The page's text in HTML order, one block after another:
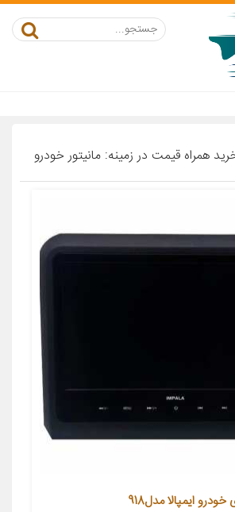
همراه قیمت در زمینه: مانیتور خودرو
ایمپالا مدل918